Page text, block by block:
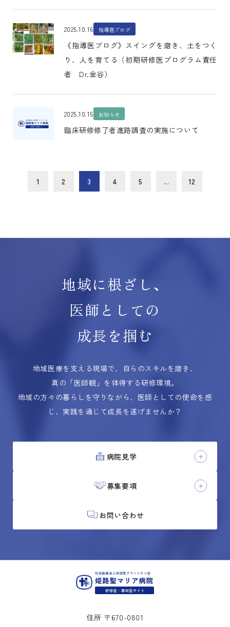
2025.10.16 指導医ブログ
《指導医ブログ》スイングを磨き、土をつく
り、人を育てる（初期研修医プログラム責任
者 Dr.金谷）
2025.10.15 お知らせ
臨床研修修了者進路調査の実施について
1 2 3 4 5 ... 12
地域に根ざし、
医師としての
成長を掴む
地域医療を支える現場で、自らのスキルを磨き、
真の「医師観」を体得する研修環境。
地域の方々の暮らしを守りながら、医師としての使命を感
じ、実践を通じて成長を遂げませんか？
病院見学
募集要項
お問い合わせ
住所 〒670-0801